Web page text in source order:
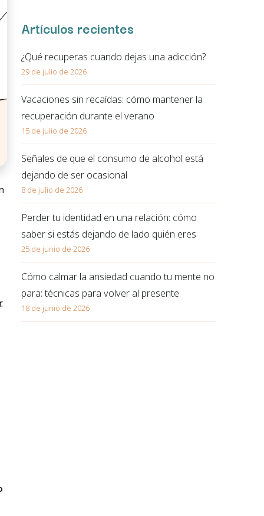
Artículos recientes
¿Qué recuperas cuando dejas una adicción?
29 de julio de 2026
Vacaciones sin recaídas: cómo mantener la
recuperación durante el verano
15 de julio de 2026
Señales de que el consumo de alcohol está
dejando de ser ocasional
8 de julio de 2026
Perder tu identidad en una relación: cómo
saber si estás dejando de lado quién eres
25 de junio de 2026
Cómo calmar la ansiedad cuando tu mente no
para: técnicas para volver al presente
18 de junio de 2026